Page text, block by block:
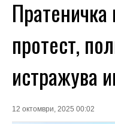
протест,
истражува
12 октомври, 2025 00:02